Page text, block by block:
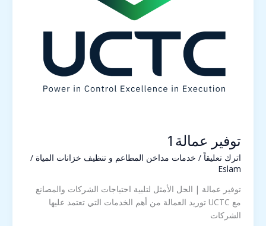
توفير عمالة1
اترك تعليقاً / خدمات مداخن المطاعم و تنظيف خزانات المياة /
Eslam
توفير عمالة | الحل الأمثل لتلبية احتياجات الشركات والمصانع
مع UCTC توريد العمالة من أهم الخدمات التي تعتمد عليها
الشركات